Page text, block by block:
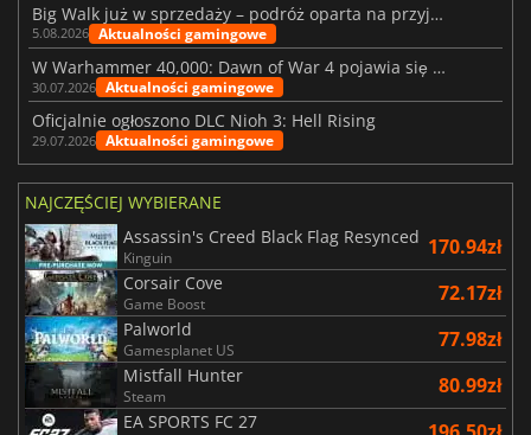
Big Walk już w sprzedaży – podróż oparta na przyjaźni
5.08.2026 Aktualności gamingowe
W Warhammer 40,000: Dawn of War 4 pojawia się frakcja Nekronów
30.07.2026 Aktualności gamingowe
Oficjalnie ogłoszono DLC Nioh 3: Hell Rising
29.07.2026 Aktualności gamingowe
NAJCZĘŚCIEJ WYBIERANE
Assassin's Creed Black Flag Resynced
Kinguin 170.94zł
Corsair Cove
Game Boost 72.17zł
Palworld
Gamesplanet US 77.98zł
Mistfall Hunter
Steam 80.99zł
EA SPORTS FC 27